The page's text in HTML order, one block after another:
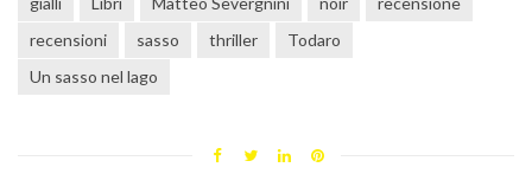
recensioni
sasso thriller
Todaro
Un sasso nel lago